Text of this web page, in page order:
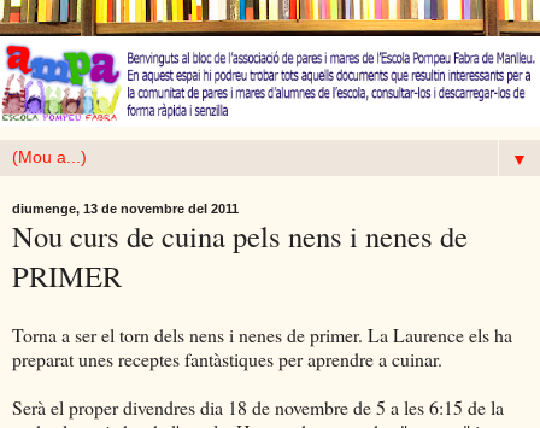
▼
diumenge, 13 de novembre del 2011
Nou curs de cuina pels nens i nenes de
PRIMER
Torna a ser el torn dels nens i nenes de primer. La Laurence els ha
preparat unes receptes fantàstiques per aprendre a cuinar.
Serà el proper divendres dia 18 de novembre de 5 a les 6:15 de la